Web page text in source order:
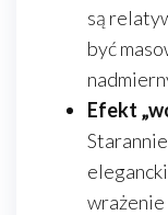
są
być
Efekt
wrażenie